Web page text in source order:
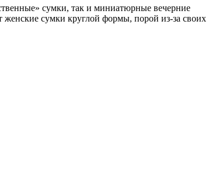
сумки, так и миниатюрные вечерние
сумки круглой формы, порой из-за своих